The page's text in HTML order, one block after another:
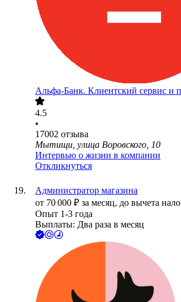
Альфа-Банк. Клиентский сервис и
4.5
•
17002 отзыва
Мытищи, улица Воровского, 10
Интервью о жизни в компании
Откликнуться
Администратор магазина
от 70 000 ₽ за месяц, до вычета
Опыт 1-3 года
Выплаты: Два раза в месяц